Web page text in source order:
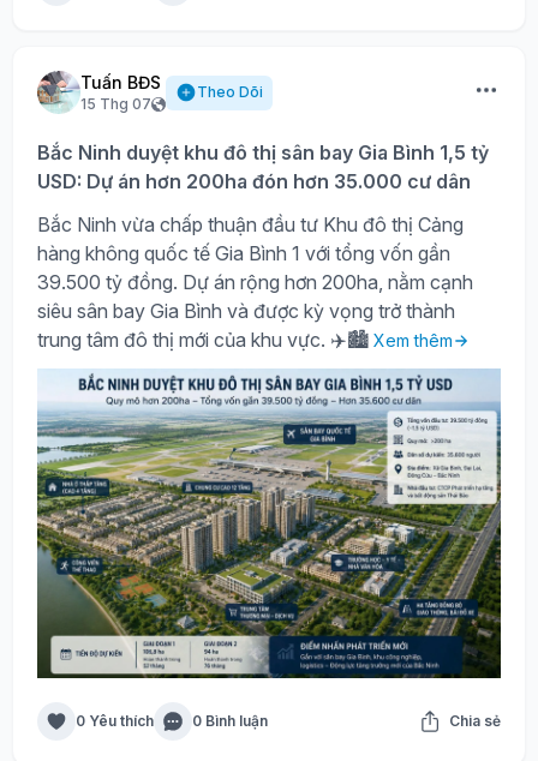
Tuấn BĐS
15 Thg 07
Theo Dõi
Bắc Ninh duyệt khu đô thị sân bay Gia Bình 1,5 tỷ
USD: Dự án hơn 200ha đón hơn 35.000 cư dân
Bắc Ninh vừa chấp thuận đầu tư Khu đô thị Cảng
hàng không quốc tế Gia Bình 1 với tổng vốn gần
39.500 tỷ đồng. Dự án rộng hơn 200ha, nằm cạnh
siêu sân bay Gia Bình và được kỳ vọng trở thành
trung tâm đô thị mới của khu vực. ✈️🏙️ Xem thêm
0 Yêu thích 0 Bình luận Chia sẻ